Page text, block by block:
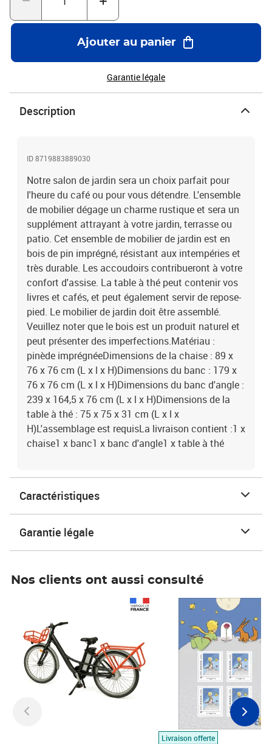
banc1 x banc d'angle1 x table à thé
Ajouter au panier
Garantie légale
Description
ID 8719883889030
Notre salon de jardin sera un choix parfait pour
l'heure du café ou pour vous détendre. L'ensemble
de mobilier dégage un charme rustique et sera un
supplément attrayant à votre jardin, terrasse ou
patio. Cet ensemble de mobilier de jardin est en
bois de pin imprégné, résistant aux intempéries et
très durable. Les accoudoirs contribueront à votre
confort d'assise. La table à thé peut contenir vos
livres et cafés, et peut également servir de repose-
pied. Le mobilier de jardin doit être assemblé.
Veuillez noter que le bois est un produit naturel et
peut présenter des imperfections.Matériau :
pinède imprégnéeDimensions de la chaise : 89 x
76 x 76 cm (L x l x H)Dimensions du banc : 179 x
76 x 76 cm (L x l x H)Dimensions du banc d'angle :
239 x 164,5 x 76 cm (L x l x H)Dimensions de la
table à thé : 75 x 75 x 31 cm (L x l x
H)L'assemblage est requisLa livraison contient :1 x
chaise1 x banc1 x banc d'angle1 x table à thé
Caractéristiques
Garantie légale
Nos clients ont aussi consulté
Livraison offerte
Prix 7,50€